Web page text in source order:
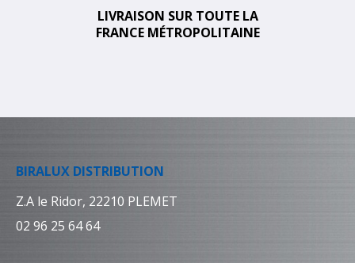
LIVRAISON SUR TOUTE LA
FRANCE MÉTROPOLITAINE
BIRALUX DISTRIBUTION
Z.A le Ridor, 22210 PLEMET
02 96 25 64 64